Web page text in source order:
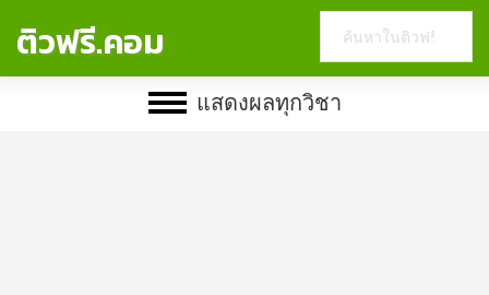
ติวฟรี.คอม
website
แสดงผลทุกวิชา